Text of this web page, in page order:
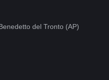
del Tronto (AP)